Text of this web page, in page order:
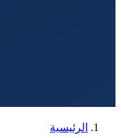
الرئيسية